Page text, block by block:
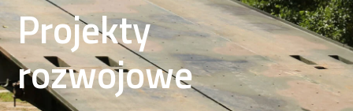
Projekty
rozwojowe